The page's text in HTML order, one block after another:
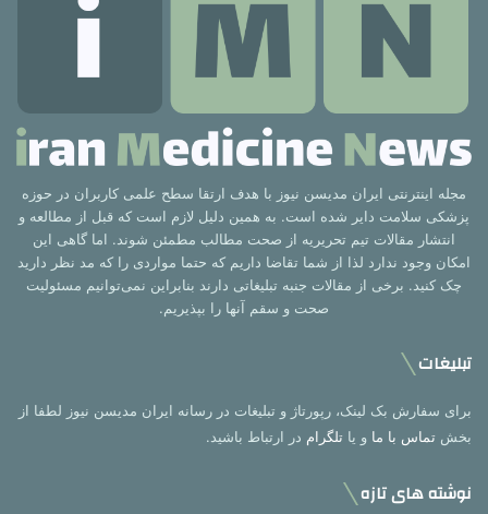
مجله اینترنتی ایران مدیسن نیوز با هدف ارتقا سطح علمی کاربران در حوزه
پزشکی سلامت دایر شده است. به همین دلیل لازم است که قبل از مطالعه و
انتشار مقالات تیم تحریریه از صحت مطالب مطمئن شوند. اما گاهی این
امکان وجود ندارد لذا از شما تقاضا داریم که حتما مواردی را که مد نظر دارید
چک کنید. برخی از مقالات جنبه تبلیغاتی دارند بنابراین نمی‌توانیم مسئولیت
صحت و سقم آنها را بپذیریم.
تبلیغات
برای سفارش بک لینک، رپورتاژ و تبلیغات در رسانه ایران مدیسن نیوز لطفا از
بخش تماس با ما و یا تلگرام در ارتباط باشید.
نوشته های تازه